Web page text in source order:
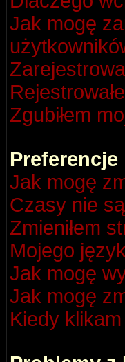
Jak mogę
Zgubiłem
Jak mogę
Czasy nie
Zmieniłem
Mojego
Jak mogę
Jak mogę
Kiedy